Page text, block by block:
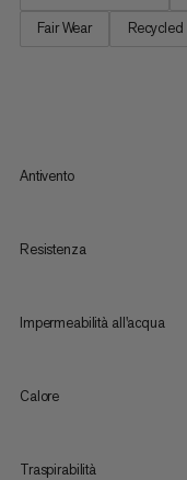
Fair Wear
Recycled
Antivento
Resistenza
Impermeabilità all'acqua
Calore
Traspirabilità